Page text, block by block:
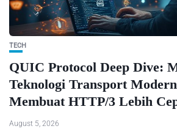
TECH
QUIC Protocol Deep Dive:
Teknologi Transport
Membuat HTTP/3 Lebih
August 5, 2026